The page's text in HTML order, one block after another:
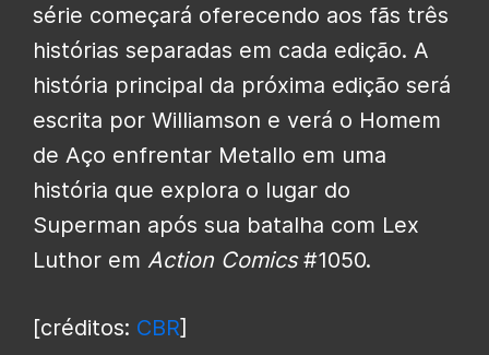
série começará oferecendo aos fãs três
histórias separadas em cada edição. A
história principal da próxima edição será
escrita por Williamson e verá o Homem
de Aço enfrentar Metallo em uma
história que explora o lugar do
Superman após sua batalha com Lex
Luthor em Action Comics#1050.
[créditos: CBR]